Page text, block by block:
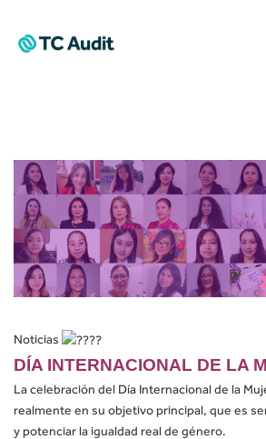
Noticias
DÍA INTERNACIONAL DE LA
La celebración del Día Internacional de la
realmente en su objetivo principal, que es
y potenciar la igualdad real de género.